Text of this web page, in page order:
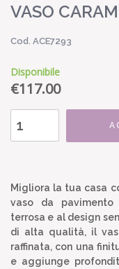
VASO
Cod. ACE7293
Disponibile
€117.00
Migliora la tua casa
vaso da pavimento
terrosa e al design
di alta qualità, il
raffinata, con una
e aggiunge